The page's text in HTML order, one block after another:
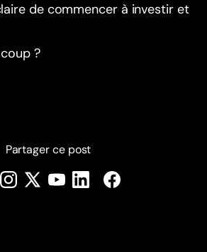
de commencer à investir et
?
Partager ce post